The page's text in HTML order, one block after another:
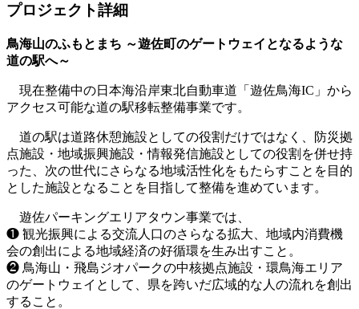
プロジェクト詳細
鳥海山のふもとまち ～遊佐町のゲートウェイとなるような
道の駅へ～
現在整備中の日本海沿岸東北自動車道「遊佐鳥海IC」から
アクセス可能な道の駅移転整備事業です。
道の駅は道路休憩施設としての役割だけではなく、防災拠
点施設・地域振興施設・情報発信施設としての役割を併せ持
った、次の世代にさらなる地域活性化をもたらすことを目的
とした施設となることを目指して整備を進めています。
遊佐パーキングエリアタウン事業では、
❶ 観光振興による交流人口のさらなる拡大、地域内消費機
会の創出による地域経済の好循環を生み出すこと。
❷ 鳥海山・飛島ジオパークの中核拠点施設・環鳥海エリア
のゲートウェイとして、県を跨いだ広域的な人の流れを創出
すること。